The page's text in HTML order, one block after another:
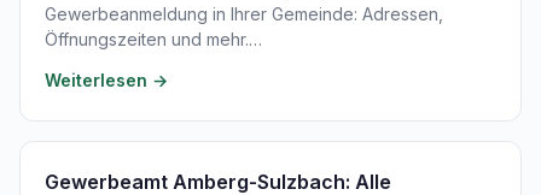
Gewerbeanmeldung in Ihrer Gemeinde: Adressen,
Öffnungszeiten und mehr.…
Weiterlesen →
Gewerbeamt Amberg-Sulzbach: Alle